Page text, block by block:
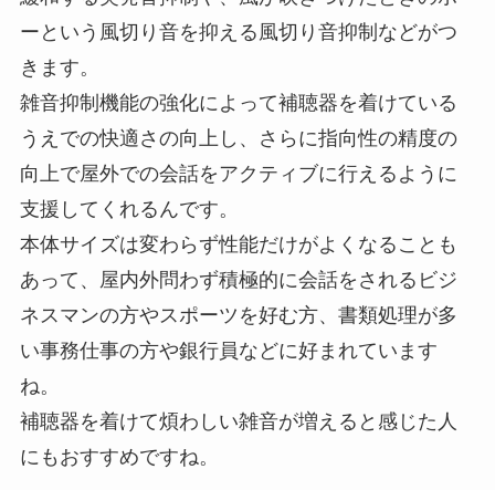
ーという風切り音を抑える風切り音抑制などがつ
きます。
雑音抑制機能の強化によって補聴器を着けている
うえでの快適さの向上し、さらに指向性の精度の
向上で屋外での会話をアクティブに行えるように
支援してくれるんです。
本体サイズは変わらず性能だけがよくなることも
あって、屋内外問わず積極的に会話をされるビジ
ネスマンの方やスポーツを好む方、書類処理が多
い事務仕事の方や銀行員などに好まれています
ね。
補聴器を着けて煩わしい雑音が増えると感じた人
にもおすすめですね。